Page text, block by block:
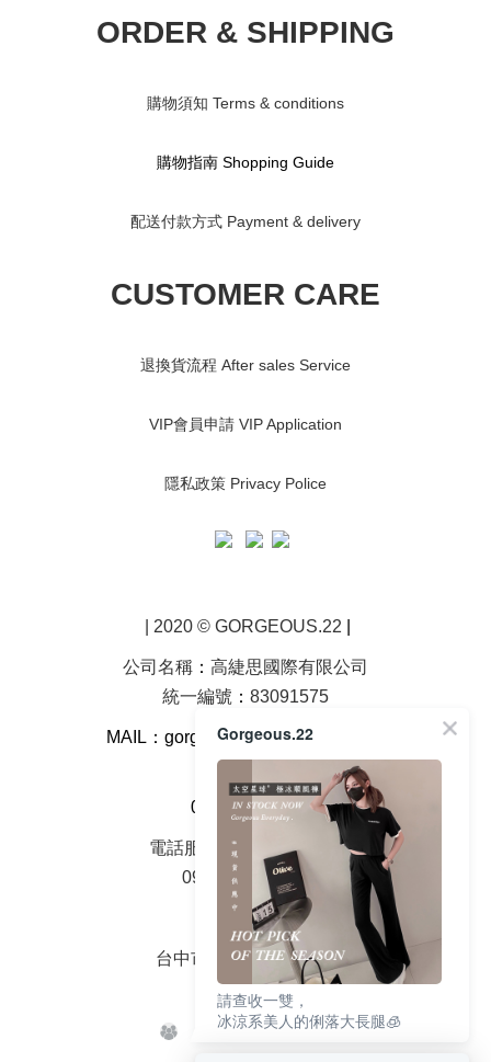
ORDER & SHIPPING
購物須知 Terms & conditions
購物指南 Shopping Guide
配送付款方式 Payment & delivery
CUSTOMER CARE
退換貨流程 After sales Service
VIP會員申請 VIP Application
隱私政策 Privacy Police
| 2020 © GORGEOUS.22
公司名稱 ： 高緁思國際有限公司
統一編號 ： 83091575
MAIL：gorgeous22923@gmail.com
0968-202-522
電話服務時間周一至周五
09：00 - 18：00
面交地址
台中市大雅區中山路2號
Gorgeous.22
請查收一雙，
冰涼系美人的俐落大長腿🧊